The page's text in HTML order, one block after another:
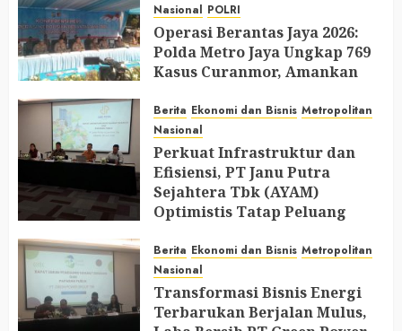
Nasional POLRI
Operasi Berantas Jaya 2026:
Polda Metro Jaya Ungkap 769
Kasus Curanmor, Amankan
Senjata Api
JULY 31, 2026
Berita Ekonomi dan Bisnis Metropolitan
Nasional
Perkuat Infrastruktur dan
Efisiensi, PT Janu Putra
Sejahtera Tbk (AYAM)
Optimistis Tatap Peluang
JULY 30, 2026 0
Berita Ekonomi dan Bisnis Metropolitan
Nasional
Transformasi Bisnis Energi
Terbarukan Berjalan Mulus,